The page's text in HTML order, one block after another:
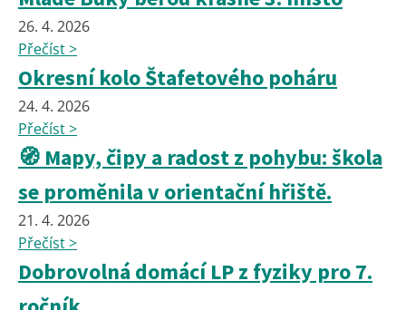
26. 4. 2026
Přečíst >
Okresní kolo Štafetového poháru
24. 4. 2026
Přečíst >
🧭 Mapy, čipy a radost z pohybu: škola
se proměnila v orientační hřiště.
21. 4. 2026
Přečíst >
Dobrovolná domácí LP z fyziky pro 7.